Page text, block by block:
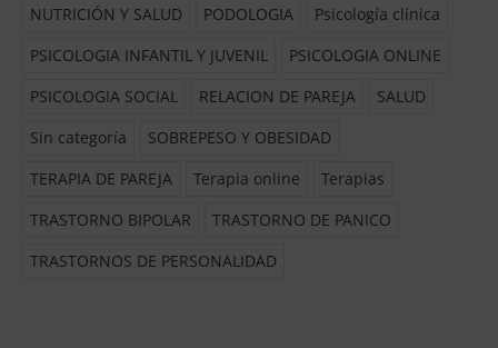
NUTRICIÓN Y SALUD
PODOLOGIA
Psicología clínica
PSICOLOGIA INFANTIL Y JUVENIL
PSICOLOGIA ONLINE
PSICOLOGIA SOCIAL
RELACION DE PAREJA
SALUD
Sin categoría
SOBREPESO Y OBESIDAD
TERAPIA DE PAREJA
Terapia online
Terapias
TRASTORNO BIPOLAR
TRASTORNO DE PANICO
TRASTORNOS DE PERSONALIDAD